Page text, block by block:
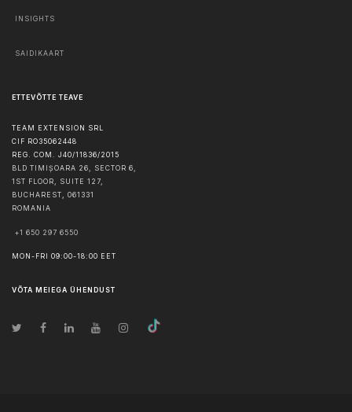
INSIGHTS
SAIDIKAART
ETTEVÕTTE TEAVE
TEAM EXTENSION SRL
CIF RO35062448
REG. COM. J40/11836/2015
BLD TIMIȘOARA 26, SECTOR 6,
1ST FLOOR, SUITE 127,
BUCHAREST, 061331
ROMANIA
+1 650 297 6550
MON-FRI 09:00-18:00 EET
VÕTA MEIEGA ÜHENDUST